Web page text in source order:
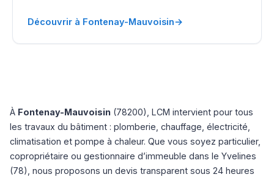
Découvrir à Fontenay-Mauvoisin→
À Fontenay-Mauvoisin (78200), LCM intervient pour tous
les travaux du bâtiment : plomberie, chauffage, électricité,
climatisation et pompe à chaleur. Que vous soyez particulier,
copropriétaire ou gestionnaire d’immeuble dans le Yvelines
(78), nous proposons un devis transparent sous 24 heures